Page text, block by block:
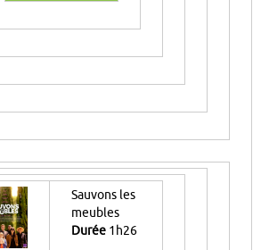
Sauvons les
meubles
Durée 1h26